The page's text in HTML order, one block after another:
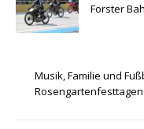
Forster
Musik, Familie und